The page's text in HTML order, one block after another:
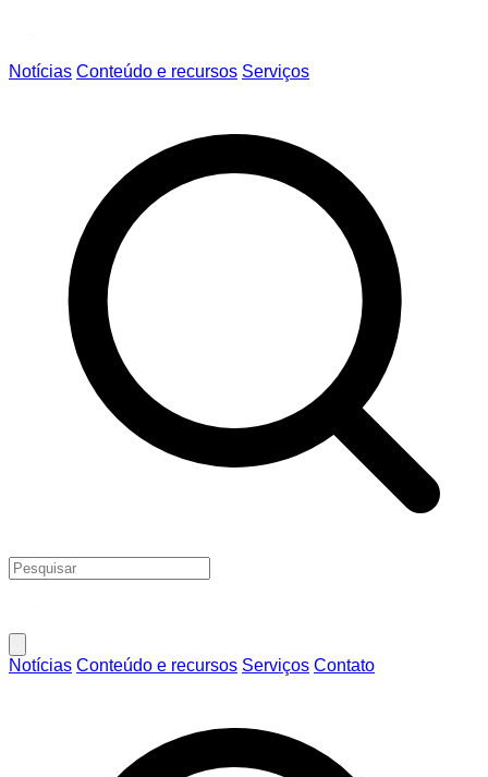
Notícias Conteúdo e recursos Serviços
Notícias Conteúdo e recursos Serviços Contato